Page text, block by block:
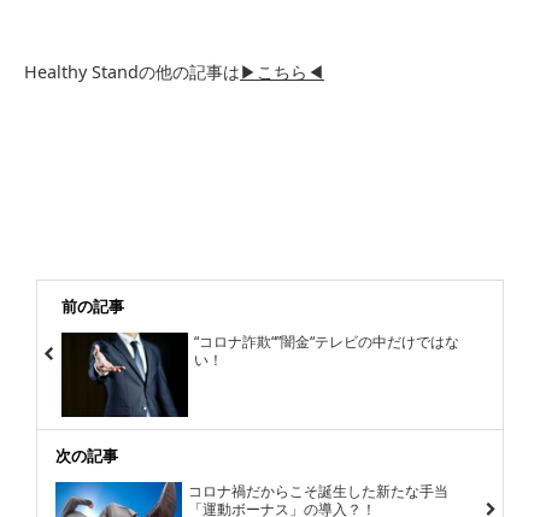
Healthy Standの他の記事は▶こちら◀
前の記事
“コロナ詐欺“”闇金“テレビの中だけではな
い！
次の記事
コロナ禍だからこそ誕生した新たな手当
「運動ボーナス」の導入？！